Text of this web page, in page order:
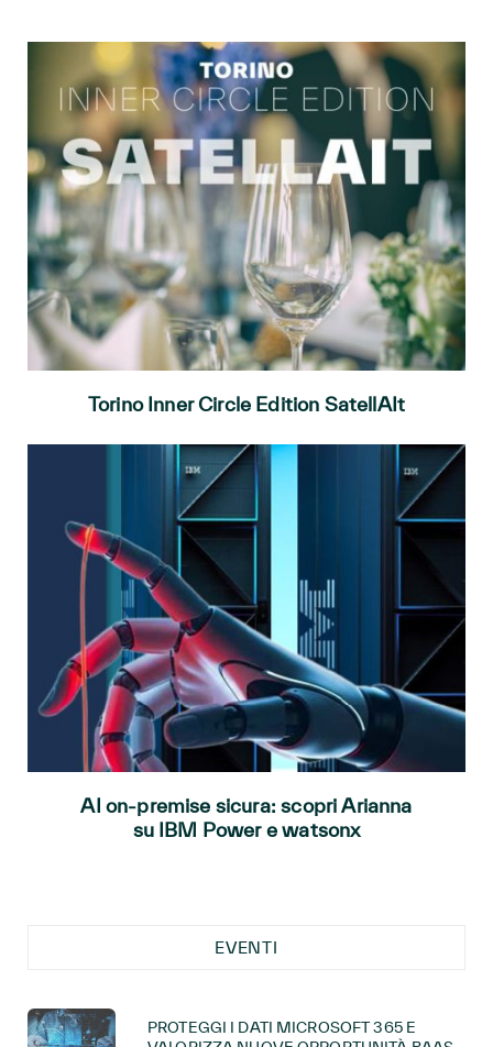
Torino Inner Circle Edition SatellAIt
AI on-premise sicura: scopri Arianna
su IBM Power e watsonx
EVENTI
PROTEGGI I DATI MICROSOFT 365 E